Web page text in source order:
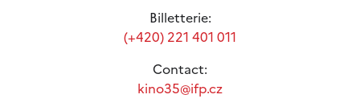
Billetterie:
(+420) 221 401 011
Contact:
kino35@ifp.cz